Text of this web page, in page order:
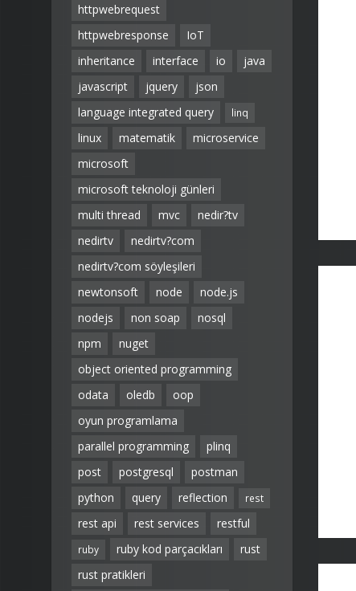
httpwebrequest
httpwebresponse
IoT
inheritance
interface io
java
javascript
jquery
json
language integrated query
linq
linux matematik
microservice
microsoft
microsoft teknoloji günleri
multi thread
mvc
nedir?tv
nedirtv
nedirtv?com
nedirtv?com söyleşileri
newtonsoft
node
node.js
nodejs
non soap
nosql
npm
nuget
object oriented programming
odata
oledb
oop
oyun programlama
parallel programming
plinq
post
postgresql
postman
python
query reflection rest
rest api rest services restful
ruby ruby kod parçacıkları
rust
rust pratikleri